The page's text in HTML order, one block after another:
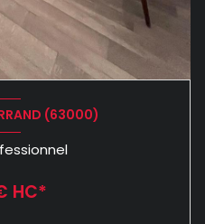
(63000)
HC*